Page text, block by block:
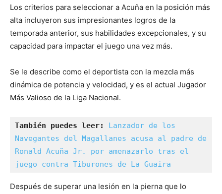
Los criterios para seleccionar a Acuña en la posición más
alta incluyeron sus impresionantes logros de la
temporada anterior, sus habilidades excepcionales, y su
capacidad para impactar el juego una vez más.
Se le describe como el deportista con la mezcla más
dinámica de potencia y velocidad, y es el actual Jugador
Más Valioso de la Liga Nacional.
También puedes leer:
Lanzador de los
Navegantes del Magallanes acusa al padre de
Ronald Acuña Jr. por amenazarlo tras el
juego contra Tiburones de La Guaira
Después de superar una lesión en la pierna que lo